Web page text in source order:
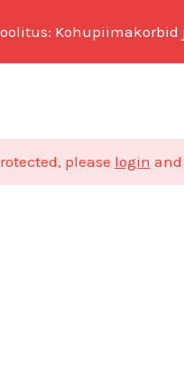
Tagasiside Kontakt
Kohupiimakorbid
please login and